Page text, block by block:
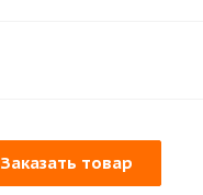
Заказать товар